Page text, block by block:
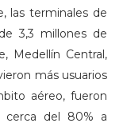
las terminales de
3,3 millones de
Medellín Central,
más usuarios
aéreo, fueron
cerca del 80% a